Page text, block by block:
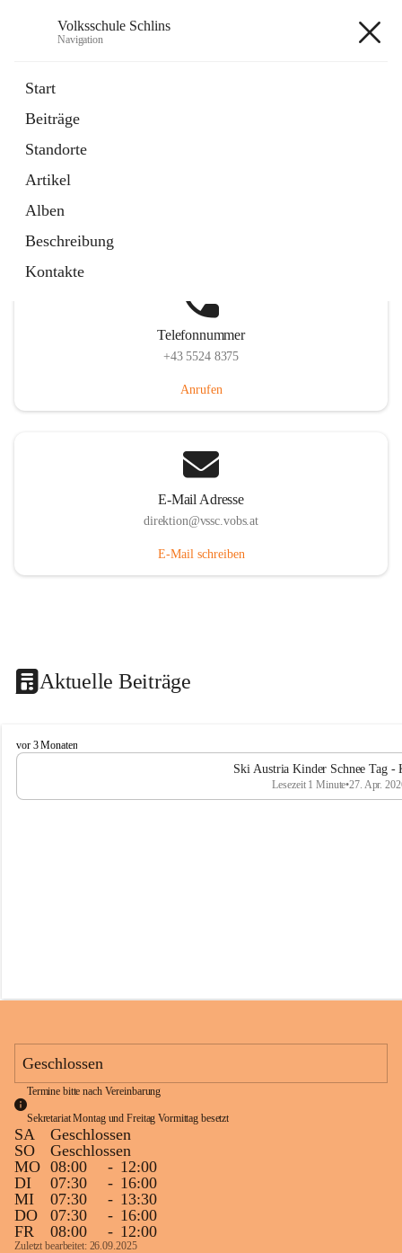
Volksschule Schlins
Navigation
Start
Beiträge
Standorte
Artikel
Alben
Beschreibung
Kontakte
Telefonnummer
+43 5524 8375
Anrufen
E-Mail Adresse
direktion@vssc.vobs.at
E-Mail schreiben
Aktuelle Beiträge
V
o
k
n
vor 3 Monaten
Ski Austria Kinder Schnee Tag -
Lesezeit 1 Minute•27. Apr.
Geschlossen
Termine bitte nach Vereinbarung
Sekretariat Montag und Freitag Vormittag besetzt
SA
Geschlossen
SO
Geschlossen
MO 08:00 - 12:00
DI
07:30 - 16:00
MI
07:30 - 13:30
DO
07:30 - 16:00
FR
08:00 - 12:00
Zuletzt bearbeitet: 26.09.2025